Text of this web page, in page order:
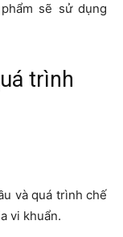
sẽ sử dụng
trình
và quá trình chế
vi khuẩn.